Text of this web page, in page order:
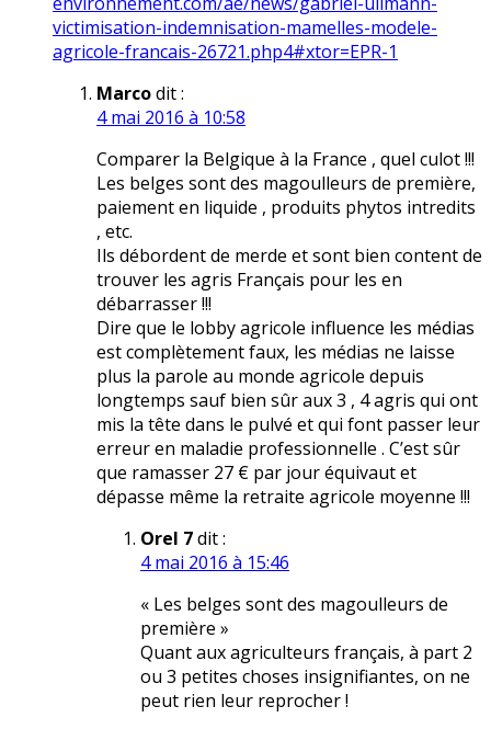
victimisation-indemnisation-mamelles-modele-
agricole-francais-26721.php4#xtor=EPR-1
Marcodit :
4 mai 2016 à 10:58
Comparer la Belgique à la France , quel culot !!!
Les belges sont des magoulleurs de première,
paiement en liquide , produits phytos intredits
, etc.
Ils débordent de merde et sont bien content de
trouver les agris Français pour les en
débarrasser !!!
Dire que le lobby agricole influence les médias
est complètement faux, les médias ne laisse
plus la parole au monde agricole depuis
longtemps sauf bien sûr aux 3 , 4 agris qui ont
mis la tête dans le pulvé et qui font passer leur
erreur en maladie professionnelle . C’est sûr
que ramasser 27 € par jour équivaut et
dépasse même la retraite agricole moyenne !!!
Orel 7dit :
4 mai 2016 à 15:46
« Les belges sont des magoulleurs de
première »
Quant aux agriculteurs français, à part 2
ou 3 petites choses insignifiantes, on ne
peut rien leur reprocher !